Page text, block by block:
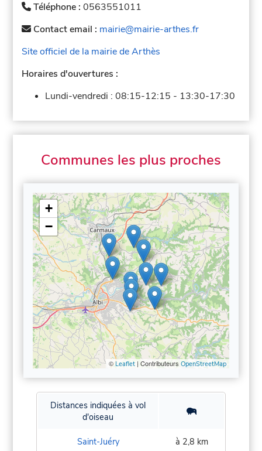
Téléphone :0563551011
Contact email : mairie@mairie-arthes.fr
Site officiel de la mairie de Arthès
Horaires d'ouvertures :
Lundi-vendredi :08:15-12:15 - 13:30-17:30
Communes les plus proches
+
−
©Leaflet| Contributeurs OpenStreetMap
Distances indiquées à vol
d'oiseau
Saint-Juéry à 2,8 km